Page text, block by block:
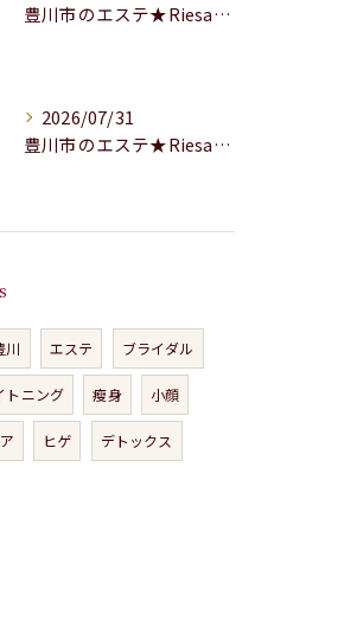
豊川市のエステ★Riesaの商品のご紹介
2026/07/31
豊川市のエステ★Riesaの8月の営業案内★
川 エステ ブライダル
トニング 瘦身 小顔
ヒゲ デトックス